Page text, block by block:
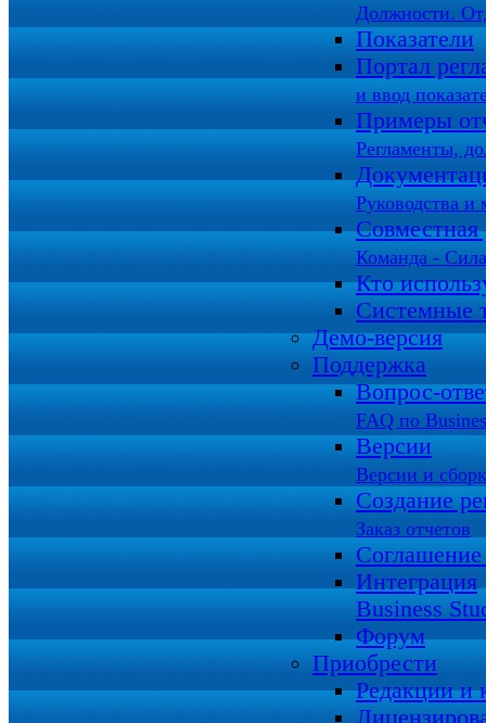
Должности.
Показатели
Портал
и ввод
Примеры
Регламенты,
Руководства и
Совместная
Команда -
Кто
Системные
Демо-версия
Поддержка
Вопрос-
FAQ по
Версии
Версии и
Создание
Заказ отчетов
Интеграция
Business
Форум
Приобрести
Редакции и